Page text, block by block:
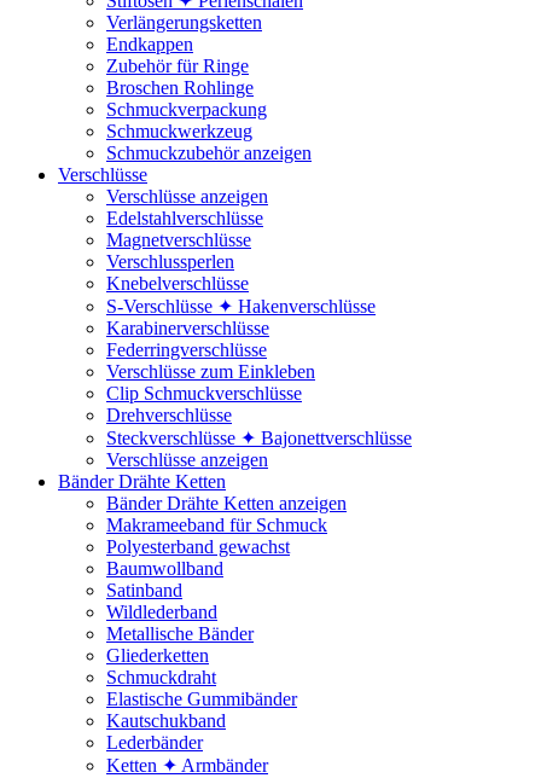
Verlängerungsketten
Endkappen
Zubehör für Ringe
Broschen Rohlinge
Schmuckverpackung
Schmuckwerkzeug
Schmuckzubehör anzeigen
Verschlüsse
Verschlüsse anzeigen
Edelstahlverschlüsse
Magnetverschlüsse
Verschlussperlen
Knebelverschlüsse
S-Verschlüsse ✦ Hakenverschlüsse
Karabinerverschlüsse
Federringverschlüsse
Verschlüsse zum Einkleben
Clip Schmuckverschlüsse
Drehverschlüsse
Steckverschlüsse ✦ Bajonettverschlüsse
Verschlüsse anzeigen
Bänder Drähte Ketten
Bänder Drähte Ketten anzeigen
Makrameeband für Schmuck
Polyesterband gewachst
Baumwollband
Satinband
Wildlederband
Metallische Bänder
Gliederketten
Schmuckdraht
Elastische Gummibänder
Kautschukband
Lederbänder
Ketten ✦ Armbänder